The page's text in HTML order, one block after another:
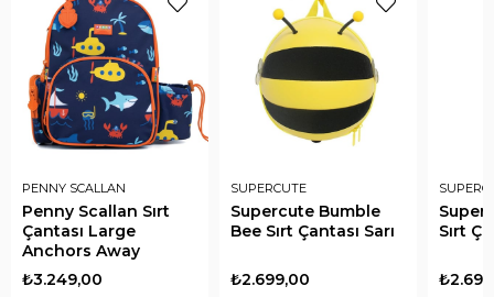
PENNY SCALLAN
Penny Scallan Sırt
Çantası Large
Anchors Away
₺3.249,00
SUPERCUTE
Supercute Bumble
Bee Sırt Çantası Sarı
₺2.699,00
Sırt